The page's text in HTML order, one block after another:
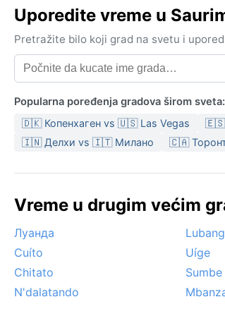
Uporedite vreme u
Pretražite bilo koji grad na svetu i
Popularna poređenja gradova širom sveta:
🇩🇰 Копенхаген vs 🇺🇸 Las Vegas 🇪🇸
🇮🇳 Делхи vs 🇮🇹 Милано
🇨🇦
Vreme u drugim većim
Луанда
Cuíto
Uíge
Chitato
Sumbe
N'dalatando